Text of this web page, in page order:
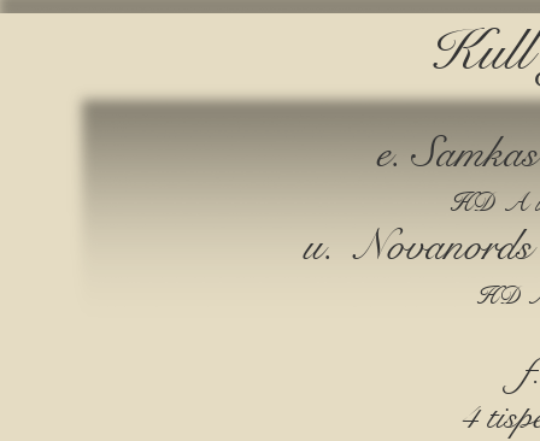
e.
HD A
u.
HD
4